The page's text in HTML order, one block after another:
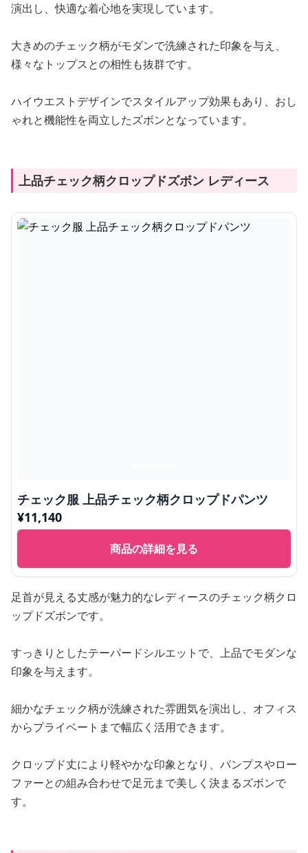
演出し、快適な着心地を実現しています。
大きめのチェック柄がモダンで洗練された印象を与え、
様々なトップスとの相性も抜群です。
ハイウエストデザインでスタイルアップ効果もあり、おし
ゃれと機能性を両立したズボンとなっています。
上品チェック柄クロップドズボン レディース
チェック服 上品チェック柄クロップドパンツ
¥11,140
商品の詳細を見る
足首が見える丈感が魅力的なレディースのチェック柄クロ
ップドズボンです。
すっきりとしたテーパードシルエットで、上品でモダンな
印象を与えます。
細かなチェック柄が洗練された雰囲気を演出し、オフィス
からプライベートまで幅広く活用できます。
クロップド丈により軽やかな印象となり、パンプスやロー
ファーとの組み合わせで足元まで美しく決まるズボンで
す。